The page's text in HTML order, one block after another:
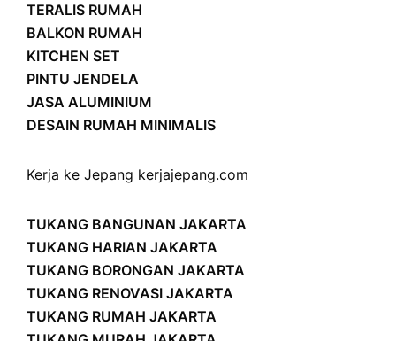
TERALIS RUMAH
BALKON RUMAH
KITCHEN SET
PINTU JENDELA
JASA ALUMINIUM
DESAIN RUMAH MINIMALIS
Kerja ke Jepang kerjajepang.com
TUKANG BANGUNAN JAKARTA
TUKANG HARIAN JAKARTA
TUKANG BORONGAN JAKARTA
TUKANG RENOVASI JAKARTA
TUKANG RUMAH JAKARTA